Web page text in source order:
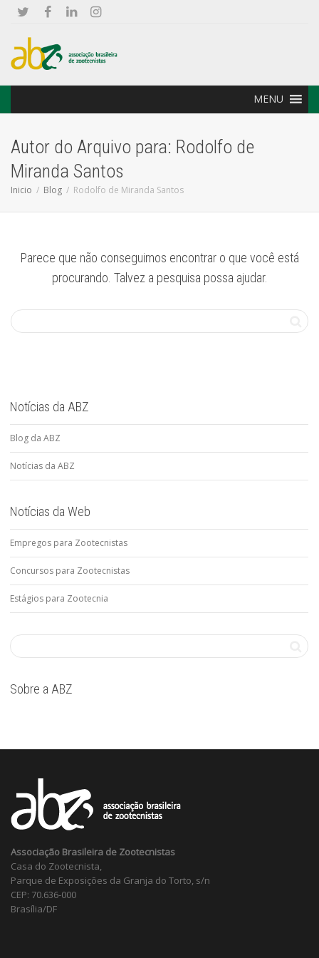
MENU
Autor do Arquivo para: Rodolfo de
Miranda Santos
Inicio Blog Rodolfo de Miranda Santos
Parece que não conseguimos encontrar o que você está
procurando. Talvez a pesquisa possa ajudar.
Notícias da ABZ
Blog da ABZ
Notícias da ABZ
Notícias da Web
Empregos para Zootecnistas
Concursos para Zootecnistas
Estágios para Zootecnia
Sobre a ABZ
Associação Brasileira de Zootecnistas
Casa do Zootecnista,
Parque de Exposições da Granja do Torto, s/n
CEP: 70.636-000
Brasília/DF